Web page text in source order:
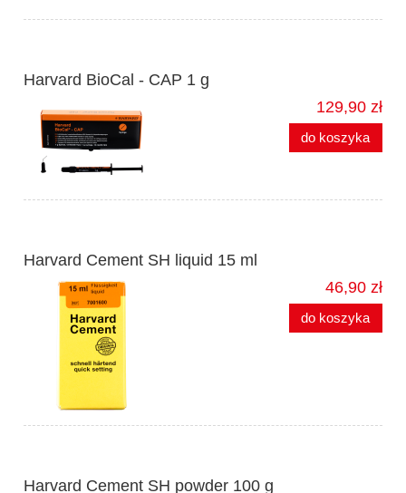
Harvard BioCal - CAP 1 g
129,90 zł
do koszyka
Harvard Cement SH liquid 15 ml
46,90 zł
do koszyka
Harvard Cement SH powder 100 g